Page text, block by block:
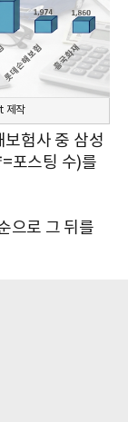
제작
험사 중 삼성
포스팅 수)를
으로 그 뒤를